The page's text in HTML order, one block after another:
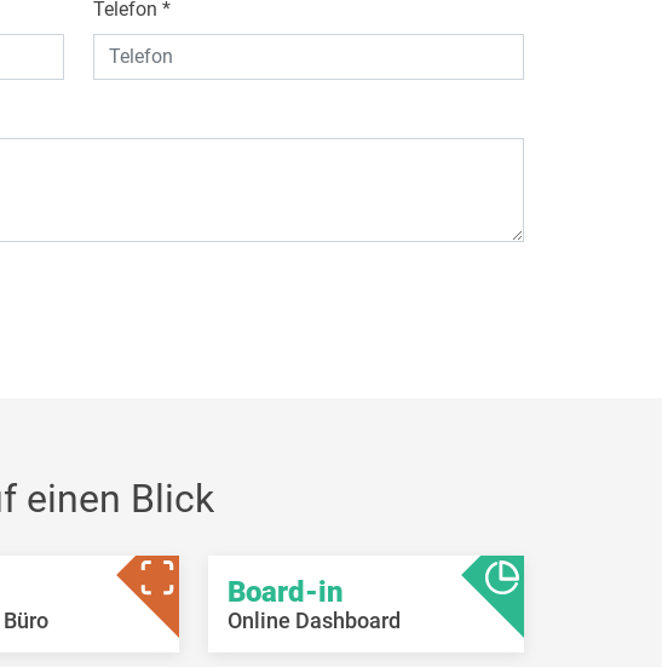
Telefon *
einen Blick
Board-in
Online Dashboard